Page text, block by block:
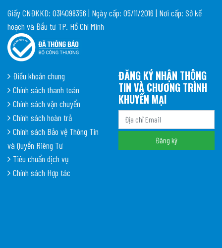
Giấy CNĐKKD: 0314098356 | Ngày cấp: 05/11/2016 | Nơi cấp: Sở kế
hoạch và Đầu tư TP. Hồ Chí Minh
Điều khoản chung
Chính sách thanh toán
Chính sách vận chuyển
Chính sách hoàn trả
Chính sách Bảo vệ Thông Tin
và Quyền Riêng Tư
Tiêu chuẩn dịch vụ
Chính sách Hợp tác
ĐĂNG KÝ NHẬN THÔNG
TIN VÀ CHƯƠNG TRÌNH
KHUYẾN MẠI